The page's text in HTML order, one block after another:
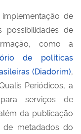
de
possibilidades de
como a
de políticas
(Diadorim),
Periódicos, a
serviços de
da publicação
metadados do